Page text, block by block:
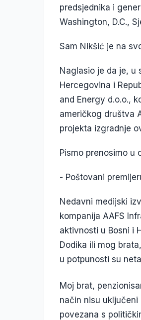
predsjednika i
Washington, D.C.,
Sam Nikšić je na
Naglasio je da je, u
Hercegovina i
and Energy d.o.o.,
američkog društva
projekta izgradnje
Pismo prenosimo u
- Poštovani
Nedavni medijski
kompanija AAFS
aktivnosti u Bosni i
Dodika ili mog
u potpunosti su
Moj brat,
način nisu uključeni
povezana s